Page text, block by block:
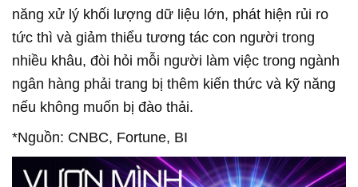
năng xử lý khối lượng dữ liệu lớn, phát hiện rủi ro
tức thì và giảm thiểu tương tác con người trong
nhiều khâu, đòi hỏi mỗi người làm việc trong ngành
ngân hàng phải trang bị thêm kiến thức và kỹ năng
nếu không muốn bị đào thải.
*Nguồn: CNBC, Fortune, BI